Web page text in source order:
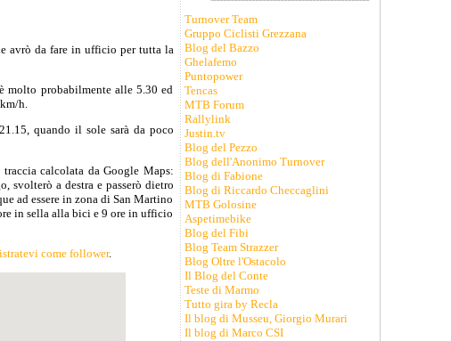
avrò da fare in ufficio per tutta la
probabilmente alle 5.30 ed
h.
quando il sole sarà da poco
traccia calcolata da Google Maps:
svolterò a destra e passerò dietro
ad essere in zona di San Martino
in sella alla bici e 9 ore in ufficio
come follower.
Turnover Team
Gruppo Ciclisti Grezzana
Blog del Bazzo
Ghelafemo
Puntopower
Tencas
MTB Forum
Rallylink
Justin.tv
Blog del Pezzo
Blog dell'Anonimo Turnover
Blog di Fabione
Blog di Riccardo Checcaglini
MTB Golosine
Aspetimebike
Blog del Fibi
Blog Team Strazzer
Blog Oltre l'Ostacolo
Il Blog del Conte
Teste di Marmo
Tutto gira by Recla
Il blog di Musseu, Giorgio Murari
Il blog di Marco CSI